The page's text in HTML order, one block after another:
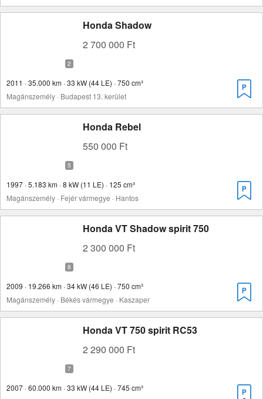
Honda Shadow
2 700 000 Ft
2011 · 35.000 km · 33 kW (44 LE) · 750 cm³
Magánszemély · Budapest 13. kerület
Honda Rebel
550 000 Ft
1997 · 5.183 km · 8 kW (11 LE) · 125 cm³
Magánszemély · Fejér vármegye · Hantos
Honda VT Shadow spirit 750
2 300 000 Ft
2009 · 19.266 km · 34 kW (46 LE) · 750 cm³
Magánszemély · Békés vármegye · Kaszaper
Honda VT 750 spirit RC53
2 290 000 Ft
2007 · 60.000 km · 33 kW (44 LE) · 745 cm³